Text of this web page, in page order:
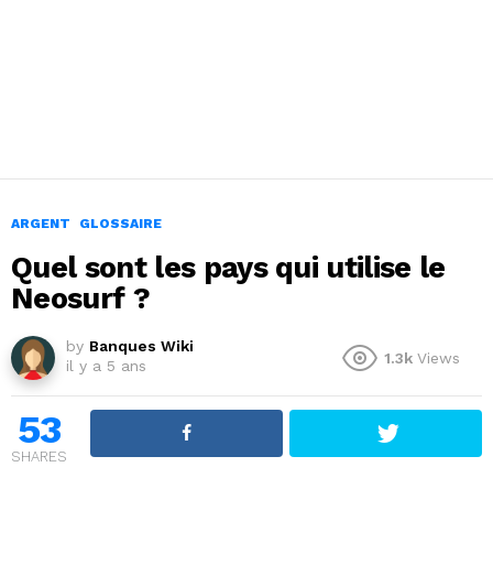
ARGENT GLOSSAIRE
Quel sont les pays qui utilise le
Neosurf ?
by Banques Wiki
il y a 5 ans
1.3k Views
53
SHARES